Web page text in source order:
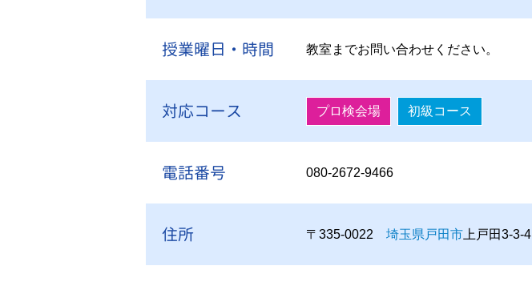
授業曜日・時間 教室までお問い合わせください。
対応コース プロ検会場 初級コース
電話番号 080-2672-9466
住所 〒335-0022 埼玉県 戸田市 上戸田3-3-4